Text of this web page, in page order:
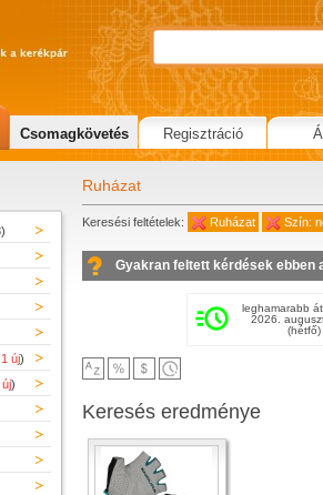
1 új)
új)
Ruházat
Keresési feltételek: Ruházat Szín:
Gyakran feltett kérdések ebben
leghamarabb
2026.
(hétfő)
Keresés eredménye
Csomagkövetés Regisztráció